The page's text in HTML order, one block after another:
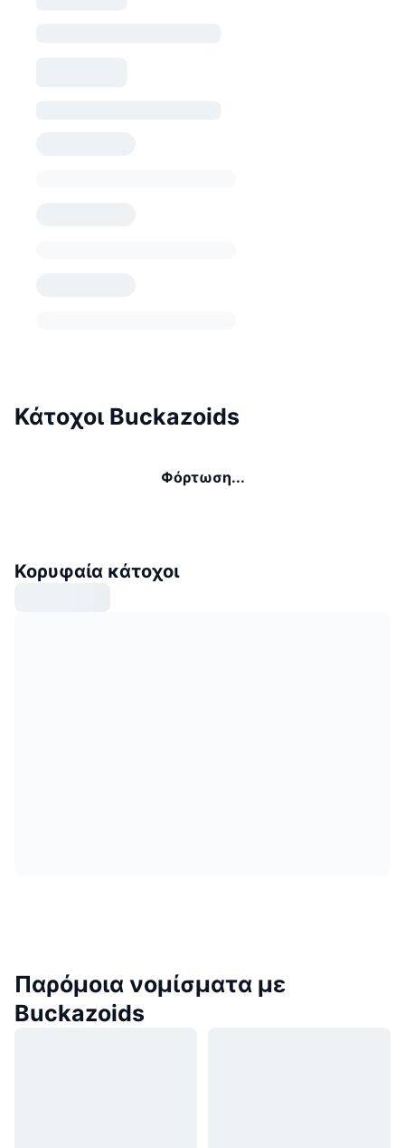
Κάτοχοι Buckazoids
Φόρτωση...
Κορυφαία κάτοχοι
Παρόμοια νομίσματα με
Buckazoids